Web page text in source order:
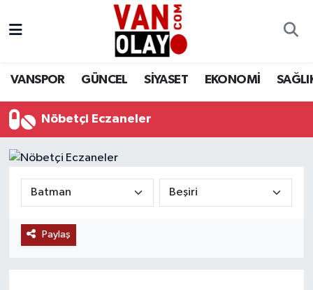
VANSPOR GÜNCEL SİYASET EKONOMİ
Nöbetçi Eczaneler
Paylaş
Siyaset
Ekonomi
Sağlık
Eğitim
Van Nöbetçi Eczaneler
Van Namaz Vakitleri
Van Trafik Yoğunluk Haritası
Süper Lig Puan Durumu ve Fikstür
Tüm Manşetler